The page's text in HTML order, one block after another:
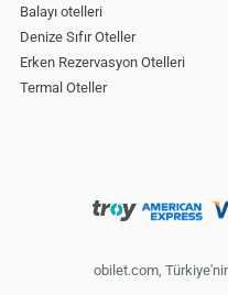
Balayı otelleri
Denize Sıfır Oteller
Erken Rezervasyon Otelleri
Termal Oteller
obilet.com,